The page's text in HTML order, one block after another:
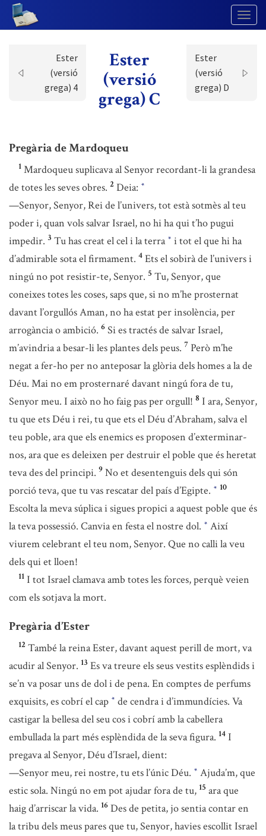
Ester
(versió
grega) 4
Ester
(versió
grega) C
Ester
(versió
grega) D
Pregària de Mardoqueu
1 Mardoqueu suplicava al Senyor recordant-li la grandesa
de totes les seves obres. 2 Deia: *
—Senyor, Senyor, Rei de l’univers, tot està sotmès al teu
poder i, quan vols salvar Israel, no hi ha qui t’ho pugui
impedir. 3 Tu has creat el cel i la terra * i tot el que hi ha
d’admirable sota el firmament. 4 Ets el sobirà de l’univers i
ningú no pot resistir-te, Senyor. 5 Tu, Senyor, que
coneixes totes les coses, saps que, si no m’he prosternat
davant l’orgullós Aman, no ha estat per insolència, per
arrogància o ambició. 6 Si es tractés de salvar Israel,
m’avindria a besar-li les plantes dels peus. 7 Però m’he
negat a fer-ho per no anteposar la glòria dels homes a la de
Déu. Mai no em prosternaré davant ningú fora de tu,
Senyor meu. I això no ho faig pas per orgull! 8 I ara, Senyor,
tu que ets Déu i rei, tu que ets el Déu d’Abraham, salva el
teu poble, ara que els enemics es proposen d’exterminar-
nos, ara que es deleixen per destruir el poble que és heretat
teva des del principi. 9 No et desentenguis dels qui són
porció teva, que tu vas rescatar del país d’Egipte. * 10
Escolta la meva súplica i sigues propici a aquest poble que és
la teva possessió. Canvia en festa el nostre dol. * Així
viurem celebrant el teu nom, Senyor. Que no calli la veu
dels qui et lloen!
11 I tot Israel clamava amb totes les forces, perquè veien
com els sotjava la mort.
Pregària d’Ester
12 També la reina Ester, davant aquest perill de mort, va
acudir al Senyor. 13 Es va treure els seus vestits esplèndids i
se’n va posar uns de dol i de pena. En comptes de perfums
exquisits, es cobrí el cap * de cendra i d’immundícies. Va
castigar la bellesa del seu cos i cobrí amb la cabellera
embullada la part més esplèndida de la seva figura. 14 I
pregava al Senyor, Déu d’Israel, dient:
—Senyor meu, rei nostre, tu ets l’únic Déu. * Ajuda’m, que
estic sola. Ningú no em pot ajudar fora de tu, 15 ara que
haig d’arriscar la vida. 16 Des de petita, jo sentia contar en
la tribu dels meus pares que tu, Senyor, havies escollit Israel